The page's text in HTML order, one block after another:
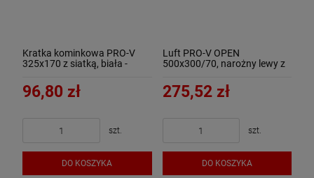
Kratka kominkowa PRO-V
325x170 z siatką, biała -
96,80 zł
szt.
DO KOSZYKA
Luft PRO-V OPEN
500x300/70, narożny lewy z
275,52 zł
szt.
DO KOSZYKA